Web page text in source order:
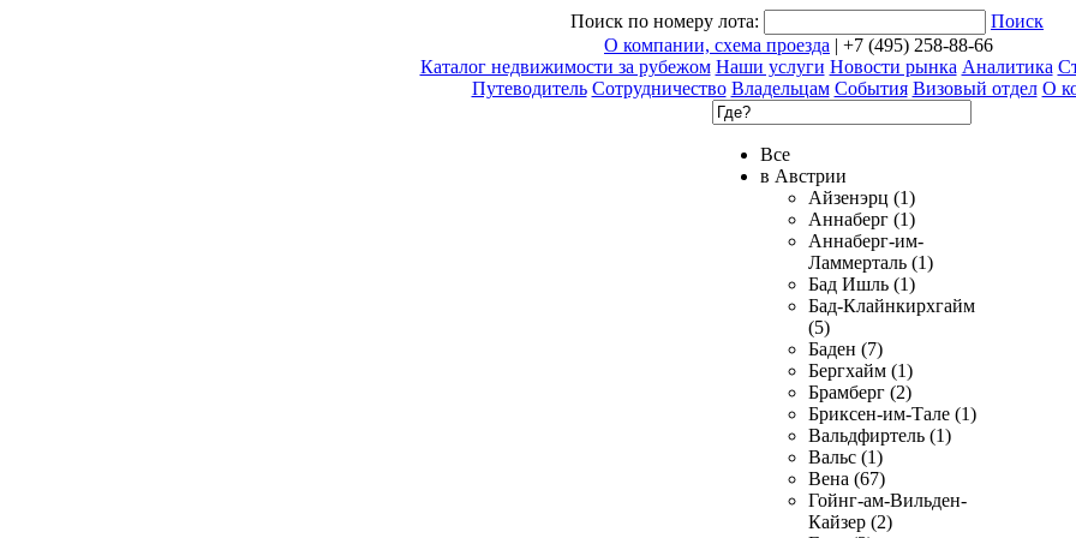
Поиск по номеру лота:
Поиск
О компании, схема проезда | +7 (495) 258-88-66
Каталог недвижимости за рубежом Наши услуги Новости рынка Аналитика
Путеводитель Сотрудничество Владельцам События Визовый отдел О
Все
в Австрии
Айзенэрц (1)
Аннаберг (1)
Аннаберг-им-
Ламмерталь (1)
Бад Ишль (1)
Бад-Клайнкирхгайм
(5)
Баден (7)
Бергхайм (1)
Брамберг (2)
Бриксен-им-Тале (1)
Вальдфиртель (1)
Вальс (1)
Вена (67)
Гойнг-ам-Вильден-
Кайзер (2)